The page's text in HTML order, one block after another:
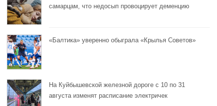
самарцам, что недосып провоцирует деменцию
«Балтика» уверенно обыграла «Крылья Советов»
На Куйбышевской железной дороге с 10 по 31
августа изменят расписание электричек